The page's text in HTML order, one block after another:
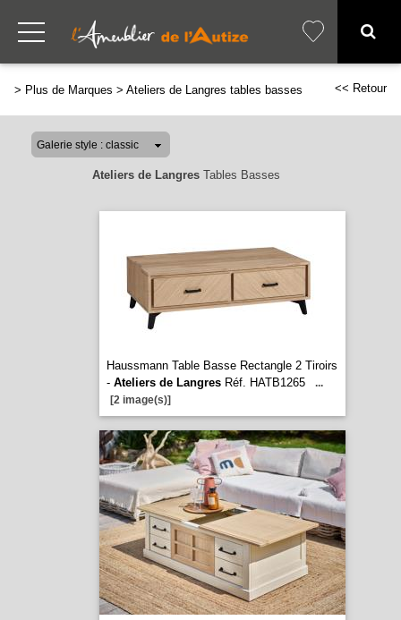
> Plus de Marques > Ateliers de Langres tables basses << Retour
Ateliers de LangresTables Basses
Haussmann Table Basse Rectangle 2 Tiroirs
- Ateliers de LangresRéf. HATB1265
...
[2 image(s)]